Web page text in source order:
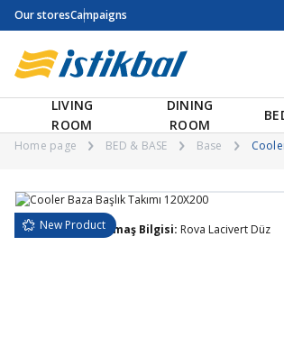
Our storesCampaigns
LIVING
ROOM
DINING
ROOM
Home page BED & BASE Base
New Product
Baza ve Başlık Kumaş Bilgisi: Rova Lacivert Düz